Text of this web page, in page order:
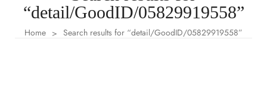
“detail/GoodID/05829919558”
Home > Search results for “detail/GoodID/05829919558”